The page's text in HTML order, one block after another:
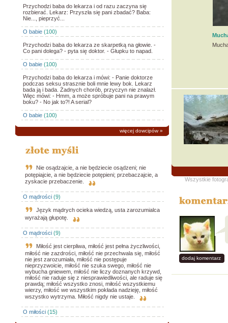
Przychodzi baba do lekarza i od razu zaczyna się
rozbierać. Lekarz: Przyszła się pani zbadać? Baba:
Nie..., pieprzyć...
O babie (100)
Przychodzi baba do lekarza ze skarpetką na głowie. -
Co pani dolega? - pyta się doktor. - Głupku to napad.
O babie (100)
Przychodzi baba do lekarza i mówi: - Panie doktorze
podczas seksu strasznie boli mnie lewy bok. Lekarz
bada ją i bada. Żadnych chorób, przyczyn nie znalazł.
Więc mówi: - Hmm, a może spróbuje pani na prawym
boku? - No jak to?! A serial?
O babie (100)
więcej dowcipów»
Nie osądzajcie, a nie będziecie osądzeni; nie
potępiajcie, a nie będziecie potępieni; przebaczajcie, a
zyskacie przebaczenie.
O mądrości (9)
Język mądrych ocieka wiedzą, usta zarozumialca
wyrażają głupotę.
O mądrości (9)
Miłość jest cierpliwa, miłość jest pełna życzliwości,
miłość nie zazdrości, miłość nie przechwala się, miłość
nie jest zarozumiała, miłość nie postępuje
nieprzyzwoicie, miłość nie szuka swego, miłość nie
wybucha gniewem, miłość nie liczy doznanych krzywd,
miłość nie raduje się z niesprawiedliwości, ale raduje się
prawdą; miłość wszystko znosi, miłość wszystkiemu
wierzy, miłość we wszystkim pokłada nadzieję, miłość
wszystko wytrzyma. Miłość nigdy nie ustaje.
O miłości (15)
Wszystkie
dodaj komentarz